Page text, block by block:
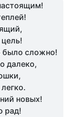
было сложно!
далеко,
новых!
рад!